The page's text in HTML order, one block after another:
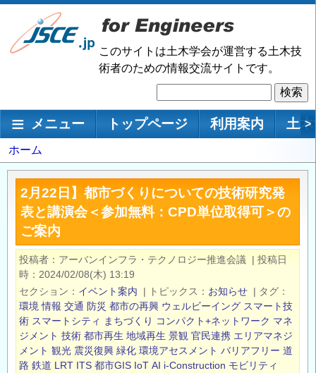
メ
ン
移
このサイトは土木学会が運営する土木技
術者のための情報交流サイトです。
索
メインナビゲーション
メニュー トップページ 利用案内 土 >
パ
ン
く
ず
ホーム
2月22日】都市づくりについての技術研究発
表と講演会＜参加無料：CPD単位取得可＞の
ご案内
投稿者 アーバンインフラ・テクノロジー推進会議 | 投稿日
時
2024/02/08(木) 13:19
セクション
イベント案内 | トピックス お知らせ | タグ
環境 情報 交通 防災 都市の再興 ウェルビーイング スマート技
術 スマートシティ まちづくり コンパクト+ネットワーク マネ
ジメント 技術 都市再生 地域再生 景観 官民連携 エリアマネジ
メント 観光 震災復興 緑化 環境アセスメント バリアフリー 道
路 鉄道 LRT ITS 都市GIS IoT AI i-Construction モビリティ